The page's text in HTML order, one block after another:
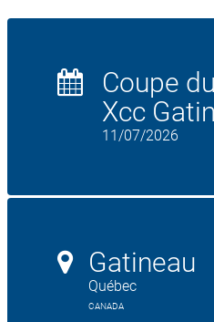
Coupe
Xcc
11/07/2026
Gatineau
Québec
CANADA